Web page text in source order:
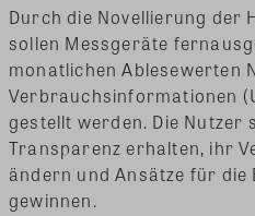
Durch die Novellierung der
sollen Messgeräte
monatlichen Ablesewerten
Verbrauchsinformationen
gestellt werden. Die Nutzer
Transparenz erhalten, ihr
ändern und Ansätze für die
gewinnen.